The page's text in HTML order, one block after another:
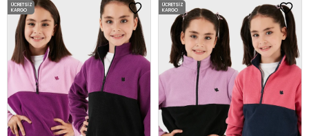
ÜCRETSIZ
KARGO
ÜCRETSIZ
KARGO